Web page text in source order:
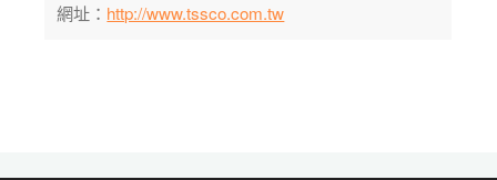
網址： http://www.tssco.com.tw